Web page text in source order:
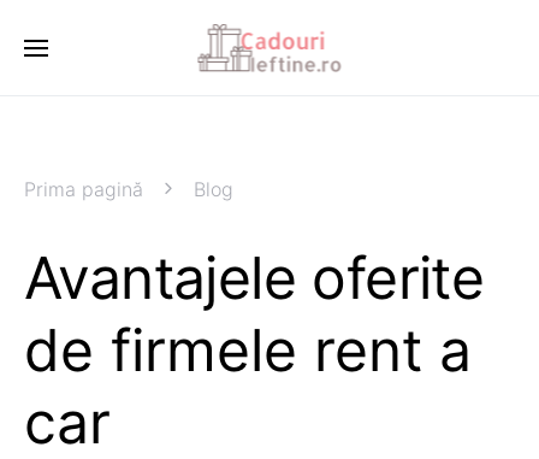
Prima pagină Blog
Avantajele oferite
de firmele rent a
car